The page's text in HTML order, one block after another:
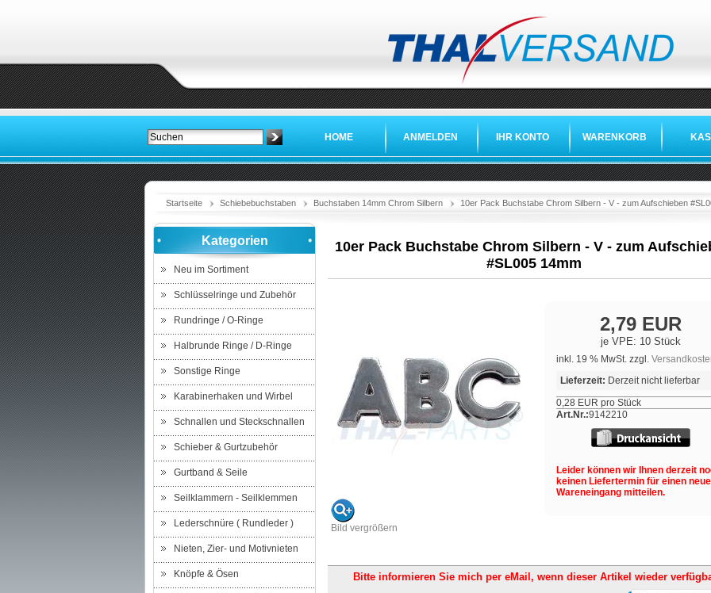
HOME ANMELDEN IHR KONTO WARENKORB
Startseite Schiebebuchstaben Buchstaben 14mm Chrom Silbern 10er Pack Buchstabe Chrom Silbern - V - zum Aufschieben
Kategorien
Neu im Sortiment
Schlüsselringe und Zubehör
Rundringe / O-Ringe
Halbrunde Ringe / D-Ringe
Sonstige Ringe
Karabinerhaken und Wirbel
Schnallen und Steckschnallen
Schieber & Gurtzubehör
Gurtband & Seile
Seilklammern - Seilklemmen
Lederschnüre ( Rundleder )
Nieten, Zier- und Motivnieten
Knöpfe & Ösen
10er Pack Buchstabe Chrom Silbern - V - zum
#SL005 14mm
Bild vergrößern
2,79 EUR
je VPE: 10 Stück
inkl. 19 % MwSt. zzgl.
Lieferzeit: Derzeit nicht lieferbar
0,28 EUR pro Stück
Art.Nr.:9142210
Leider können wir Ihnen derzeit
keinen Liefertermin für einen
Wareneingang mitteilen.
Bitte informieren Sie mich per eMail, wenn dieser Artikel wieder